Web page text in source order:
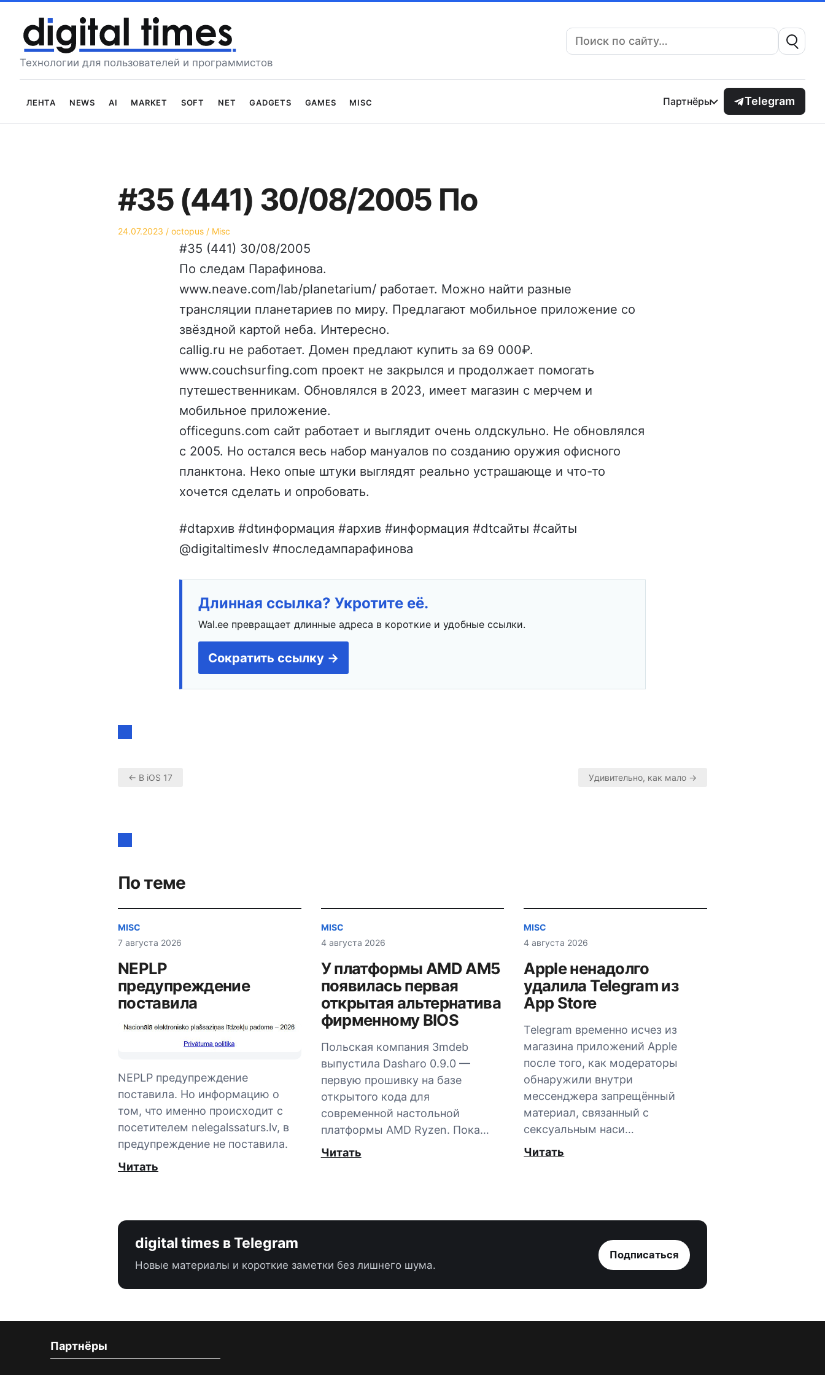
содержимому
Технологии для пользователей и программистов
Поиск:
Лента News AI Market Soft Net Gadgets Games Misc Партнёры Telegram
#35 (441) 30/08/2005 По
Опубликовано
24.07.2023 Автор
octopus
Опубликовано
в
Misc
#35 (441) 30/08/2005
По следам Парафинова.
www.neave.com/lab/planetarium/ работает. Можно найти разные
трансляции планетариев по миру. Предлагают мобильное приложение со
звёздной картой неба. Интересно.
callig.ru не работает. Домен предлают купить за 69 000₽.
www.couchsurfing.com проект не закрылся и продолжает помогать
путешественникам. Обновлялся в 2023, имеет магазин с мерчем и
мобильное приложение.
officeguns.com сайт работает и выглядит очень олдскульно. Не обновлялся
с 2005. Но остался весь набор мануалов по созданию оружия офисного
планктона. Неко опые штуки выглядят реально устрашающе и что-то
хочется сделать и опробовать.
#dtархив #dtинформация #архив #информация #dtсайты #сайты
@digitaltimeslv #последампарафинова
Длинная ссылка? Укротите её.
Wal.ee превращает длинные адреса в короткие и удобные ссылки.
Сократить ссылку →
по
записям
← В iOS 17 Удивительно, как мало →
По теме
MISC
7 августа 2026
NEPLP
предупреждение
поставила
NEPLP предупреждение
поставила. Но информацию о
том, что именно происходит с
посетителем nelegalssaturs.lv, в
предупреждение не поставила.
Читать
MISC
4 августа 2026
У платформы AMD AM5
появилась первая
открытая альтернатива
фирменному BIOS
Польская компания 3mdeb
выпустила Dasharo 0.9.0 —
первую прошивку на базе
открытого кода для
современной настольной
платформы AMD Ryzen. Пока…
Читать
MISC
4 августа 2026
Apple ненадолго
удалила Telegram из
App Store
Telegram временно исчез из
магазина приложений Apple
после того, как модераторы
обнаружили внутри
мессенджера запрещённый
материал, связанный с
сексуальным наси…
Читать
digital times в Telegram
Новые материалы и короткие заметки без лишнего шума.
Подписаться
Партнёры